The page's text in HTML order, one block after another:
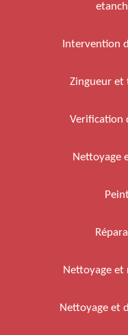
Intervention
Zingueur et
Verification
Nettoyage
Nettoyage et
Nettoyage et